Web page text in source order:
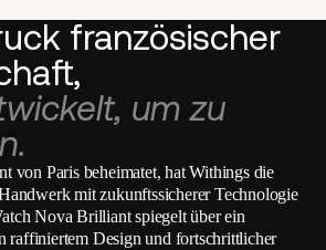
französischer
um zu
von Paris beheimatet, hat Withings die
mit zukunftssicherer Technologie
Nova Brilliant spiegelt über ein
raffiniertem Design und fortschrittlicher